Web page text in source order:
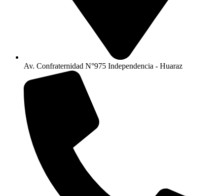
Av. Confraternidad N°975 Independencia - Huaraz